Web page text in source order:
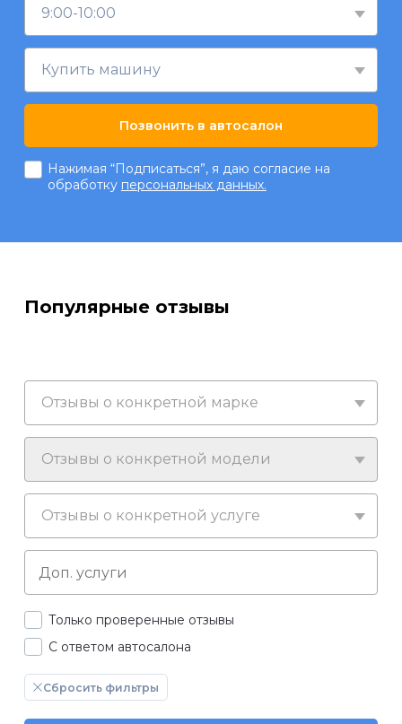
9:00-10:00
Купить машину
Позвонить в автосалон
Нажимая “Подписаться”, я даю согласие на
обработку персональных данных.
Популярные отзывы
Отзывы о конкретной марке
Отзывы о конкретной модели
Отзывы о конкретной услуге
Только проверенные отзывы
С ответом автосалона
Сбросить фильтры